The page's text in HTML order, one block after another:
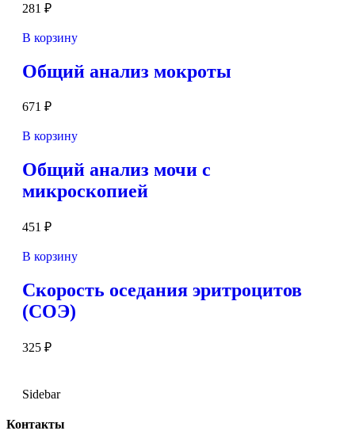
281 ₽
В корзину
Общий анализ мокроты
671 ₽
В корзину
Общий анализ мочи с
микроскопией
451 ₽
В корзину
Скорость оседания эритроцитов
(СОЭ)
325 ₽
Sidebar
Контакты